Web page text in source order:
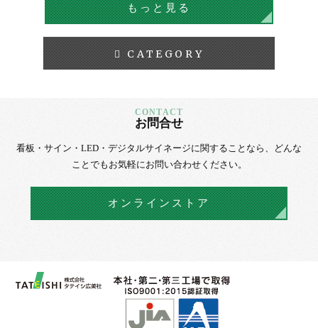
もっと見る
CATEGORY
お問合せ
看板・サイン・LED・デジタルサイネージに関することなら、
どんな
ことでもお気軽にお問い合わせください。
オンラインストア